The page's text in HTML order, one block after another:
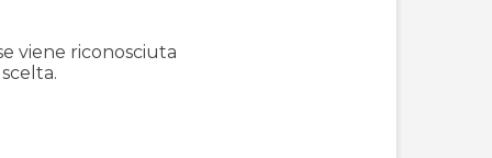
viene riconosciuta